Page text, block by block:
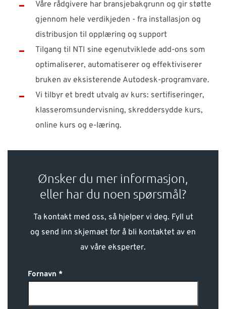
Våre rådgivere har bransjebakgrunn og gir støtte
gjennom hele verdikjeden - fra installasjon og
distribusjon til opplæring og support
Tilgang til NTI sine egenutviklede add-ons som
optimaliserer, automatiserer og effektiviserer
bruken av eksisterende Autodesk-programvare.
Vi tilbyr et bredt utvalg av kurs: sertifiseringer,
klasseromsundervisning, skreddersydde kurs,
online kurs og e-læring.
Ønsker du mer informasjon,
eller har du noen spørsmål?
Ta kontakt med oss, så hjelper vi deg. Fyll ut
og send inn skjemaet for å bli kontaktet av en
av våre eksperter.
Fornavn